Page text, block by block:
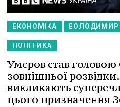
ЕКОНОМІКА ВОЛОДИМИР
ПОЛІТИКА
Умєров став
зовнішньої
викликають
цього призначення